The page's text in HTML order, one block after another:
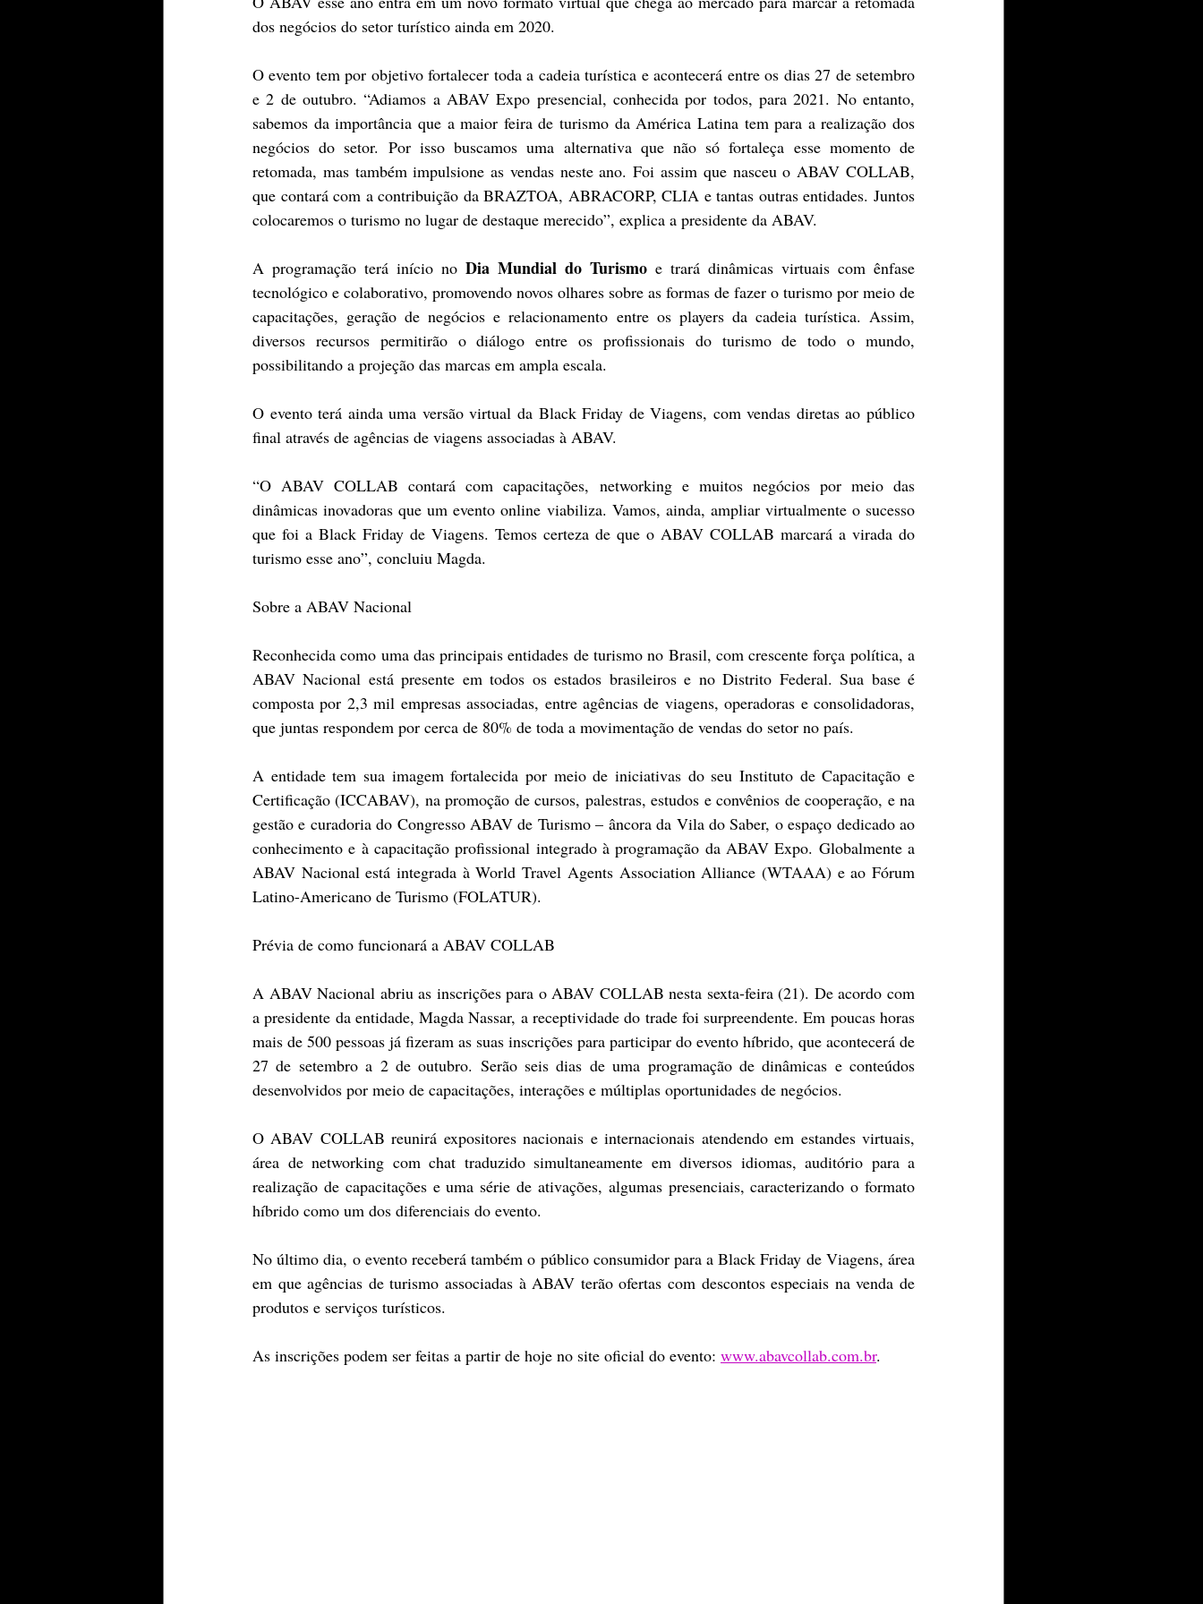
dos negócios do setor turístico ainda em 2020.
O evento tem por objetivo fortalecer toda a cadeia turística e acontecerá entre os dias 27 de setembro
e 2 de outubro. “Adiamos a ABAV Expo presencial, conhecida por todos, para 2021. No entanto,
sabemos da importância que a maior feira de turismo da América Latina tem para a realização dos
negócios do setor. Por isso buscamos uma alternativa que não só fortaleça esse momento de
retomada, mas também impulsione as vendas neste ano. Foi assim que nasceu o ABAV COLLAB,
que contará com a contribuição da BRAZTOA, ABRACORP, CLIA e tantas outras entidades. Juntos
colocaremos o turismo no lugar de destaque merecido”, explica a presidente da ABAV.
A programação terá início no Dia Mundial do Turismo e trará dinâmicas virtuais com ênfase
tecnológico e colaborativo, promovendo novos olhares sobre as formas de fazer o turismo por meio de
capacitações, geração de negócios e relacionamento entre os players da cadeia turística. Assim,
diversos recursos permitirão o diálogo entre os profissionais do turismo de todo o mundo,
possibilitando a projeção das marcas em ampla escala.
O evento terá ainda uma versão virtual da Black Friday de Viagens, com vendas diretas ao público
final através de agências de viagens associadas à ABAV.
“O ABAV COLLAB contará com capacitações, networking e muitos negócios por meio das
dinâmicas inovadoras que um evento online viabiliza. Vamos, ainda, ampliar virtualmente o sucesso
que foi a Black Friday de Viagens. Temos certeza de que o ABAV COLLAB marcará a virada do
turismo esse ano”, concluiu Magda.
Sobre a ABAV Nacional
Reconhecida como uma das principais entidades de turismo no Brasil, com crescente força política, a
ABAV Nacional está presente em todos os estados brasileiros e no Distrito Federal. Sua base é
composta por 2,3 mil empresas associadas, entre agências de viagens, operadoras e consolidadoras,
que juntas respondem por cerca de 80% de toda a movimentação de vendas do setor no país.
A entidade tem sua imagem fortalecida por meio de iniciativas do seu Instituto de Capacitação e
Certificação (ICCABAV), na promoção de cursos, palestras, estudos e convênios de cooperação, e na
gestão e curadoria do Congresso ABAV de Turismo – âncora da Vila do Saber, o espaço dedicado ao
conhecimento e à capacitação profissional integrado à programação da ABAV Expo. Globalmente a
ABAV Nacional está integrada à World Travel Agents Association Alliance (WTAAA) e ao Fórum
Latino-Americano de Turismo (FOLATUR).
Prévia de como funcionará a ABAV COLLAB
A ABAV Nacional abriu as inscrições para o ABAV COLLAB nesta sexta-feira (21). De acordo com
a presidente da entidade, Magda Nassar, a receptividade do trade foi surpreendente. Em poucas horas
mais de 500 pessoas já fizeram as suas inscrições para participar do evento híbrido, que acontecerá de
27 de setembro a 2 de outubro. Serão seis dias de uma programação de dinâmicas e conteúdos
desenvolvidos por meio de capacitações, interações e múltiplas oportunidades de negócios.
O ABAV COLLAB reunirá expositores nacionais e internacionais atendendo em estandes virtuais,
área de networking com chat traduzido simultaneamente em diversos idiomas, auditório para a
realização de capacitações e uma série de ativações, algumas presenciais, caracterizando o formato
híbrido como um dos diferenciais do evento.
No último dia, o evento receberá também o público consumidor para a Black Friday de Viagens, área
em que agências de turismo associadas à ABAV terão ofertas com descontos especiais na venda de
produtos e serviços turísticos.
As inscrições podem ser feitas a partir de hoje no site oficial do evento: www.abavcollab.com.br.